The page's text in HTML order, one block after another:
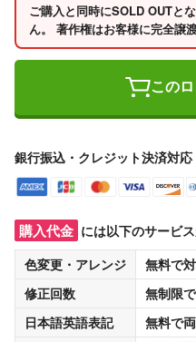
ご購入と同時にSOLD OUTと
ん。 著作権はお客様に完全譲
この
銀行振込・クレジット決済対応
購入代金 には以下のサービ
色変更・アレンジ
無料で
修正回数
無制限
日本語英語表記
無料で